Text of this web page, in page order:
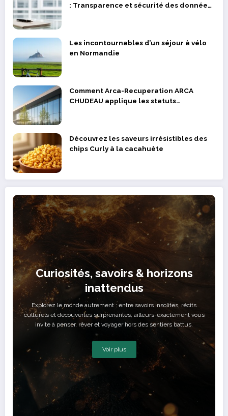
: Transparence et sécurité des données
Les incontournables d’un séjour à vélo
en Normandie
Comment Arca-Recuperation ARCA
CHUDEAU applique les statuts
Découvrez les saveurs irrésistibles des
chips Curly à la cacahuète
Curiosités, savoirs & horizons
inattendus
Explorez le monde autrement : entre savoirs insolites, récits
culturels et découvertes surprenantes, ailleurs-exactement vous
invite à penser, rêver et voyager hors des sentiers battus.
Voir plus